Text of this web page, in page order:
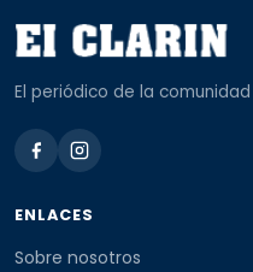
El periódico de la
ENLACES
Sobre nosotros